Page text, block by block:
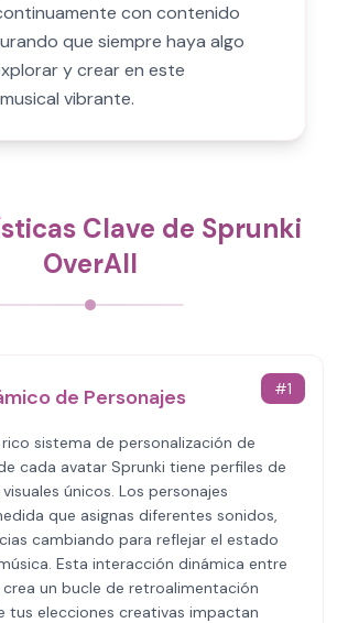
con contenido
que siempre haya algo
y crear en este
vibrante.
Clave de Sprunki
OverAll
#1
de Personajes
sistema de personalización de
cada avatar Sprunki tiene perfiles de
únicos. Los personajes
que asignas diferentes sonidos,
cambiando para reflejar el estado
Esta interacción dinámica entre
un bucle de retroalimentación
tus elecciones creativas impactan